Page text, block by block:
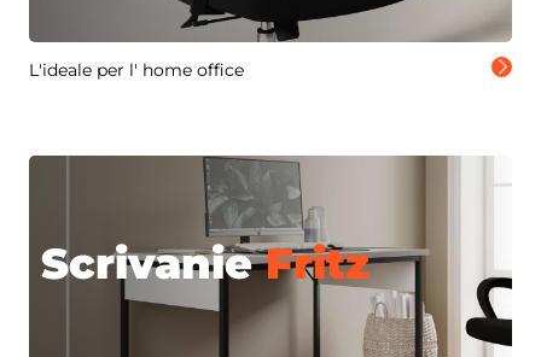
L'ideale per l' home office
ScrivanieFritz